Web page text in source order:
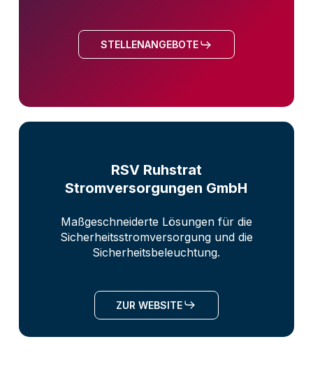
STELLENANGEBOTE
RSV Ruhstrat
Stromversorgungen GmbH
Maßgeschneiderte Lösungen für die
Sicherheitsstromversorgung und die
Sicherheitsbeleuchtung.
ZUR WEBSITE